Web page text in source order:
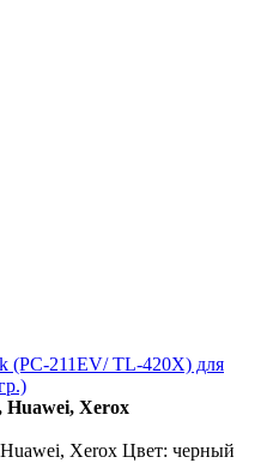
(PC-211EV/ TL-420X) для
Huawei, Xerox
Xerox Цвет: черный